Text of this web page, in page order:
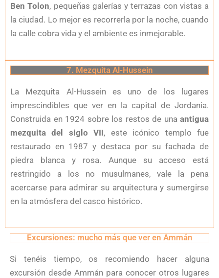
Ben Tolon, pequeñas galerías y terrazas con vistas a
la ciudad. Lo mejor es recorrerla por la noche, cuando
la calle cobra vida y el ambiente es inmejorable.
7. Mezquita Al-Hussein
La Mezquita Al-Hussein es uno de los lugares
imprescindibles que ver en la capital de Jordania.
Construida en 1924 sobre los restos de una antigua
mezquita del siglo VII, este icónico templo fue
restaurado en 1987 y destaca por su fachada de
piedra blanca y rosa. Aunque su acceso está
restringido a los no musulmanes, vale la pena
acercarse para admirar su arquitectura y sumergirse
en la atmósfera del casco histórico.
Excursiones: mucho más que ver en Ammán
Si tenéis tiempo, os recomiendo hacer alguna
excursión desde Ammán para conocer otros lugares